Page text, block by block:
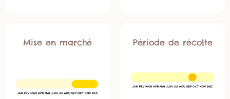
Mise en marché Période de récolte